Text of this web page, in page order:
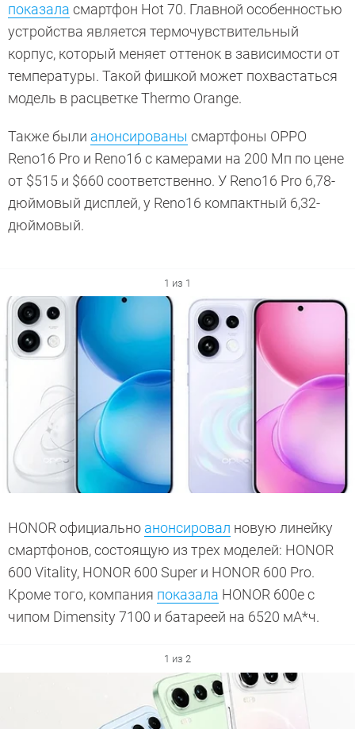
показала смартфон Hot 70. Главной особенностью
устройства является термочувствительный
корпус, который меняет оттенок в зависимости от
температуры. Такой фишкой может похвастаться
модель в расцветке Thermo Orange.
Также были анонсированы смартфоны OPPO
Reno16 Pro и Reno16 с камерами на 200 Мп по цене
от $515 и $660 соответственно. У Reno16 Pro 6,78-
дюймовый дисплей, у Reno16 компактный 6,32-
дюймовый.
1 из 1
HONOR официально анонсировал новую линейку
смартфонов, состоящую из трех моделей: HONOR
600 Vitality, HONOR 600 Super и HONOR 600 Pro.
Кроме того, компания показала HONOR 600e с
чипом Dimensity 7100 и батареей на 6520 мА*ч.
1 из 2